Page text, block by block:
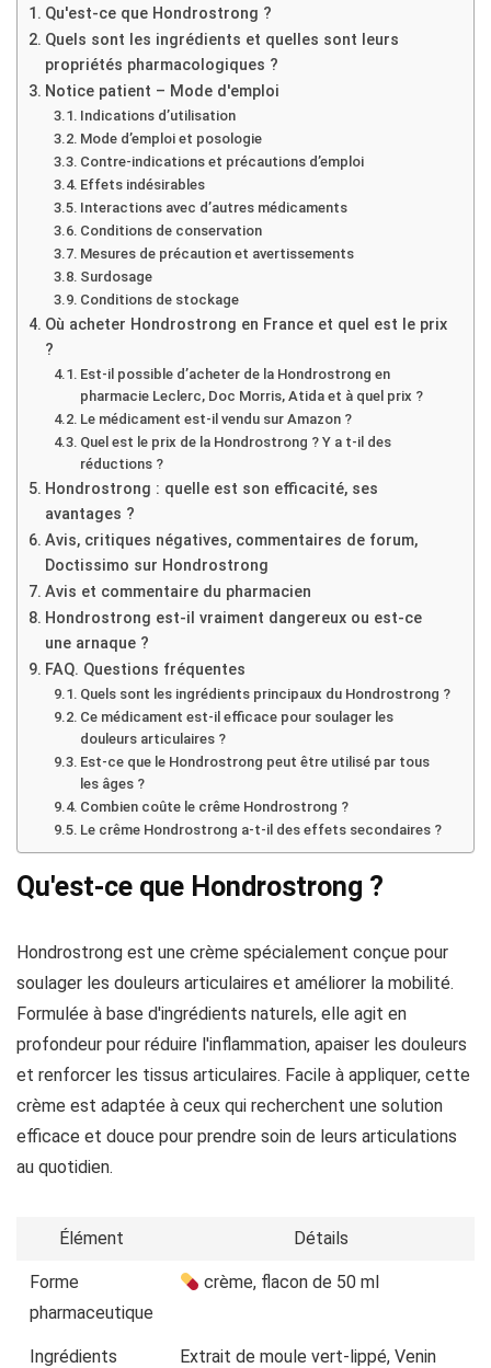
Qu'est-ce que Hondrostrong ?
Quels sont les ingrédients et quelles sont leurs
propriétés pharmacologiques ?
Notice patient – Mode d'emploi
Indications d’utilisation
Mode d’emploi et posologie
Contre-indications et précautions d’emploi
Effets indésirables
Interactions avec d’autres médicaments
Conditions de conservation
Mesures de précaution et avertissements
Surdosage
Conditions de stockage
Où acheter Hondrostrong en France et quel est le prix
?
Est-il possible d’acheter de la Hondrostrong en
pharmacie Leclerc, Doc Morris, Atida et à quel prix ?
Le médicament est-il vendu sur Amazon ?
Quel est le prix de la Hondrostrong ? Y a t-il des
réductions ?
Hondrostrong : quelle est son efficacité, ses
avantages ?
Avis, critiques négatives, commentaires de forum,
Doctissimo sur Hondrostrong
Avis et commentaire du pharmacien
Hondrostrong est-il vraiment dangereux ou est-ce
une arnaque ?
FAQ. Questions fréquentes
Quels sont les ingrédients principaux du Hondrostrong ?
Ce médicament est-il efficace pour soulager les
douleurs articulaires ?
Est-ce que le Hondrostrong peut être utilisé par tous
les âges ?
Combien coûte le crême Hondrostrong ?
Le crême Hondrostrong a-t-il des effets secondaires ?
Qu'est-ce que Hondrostrong ?
Hondrostrong est une crème spécialement conçue pour
soulager les douleurs articulaires et améliorer la mobilité.
Formulée à base d'ingrédients naturels, elle agit en
profondeur pour réduire l'inflammation, apaiser les douleurs
et renforcer les tissus articulaires. Facile à appliquer, cette
crème est adaptée à ceux qui recherchent une solution
efficace et douce pour prendre soin de leurs articulations
au quotidien.
Élément Détails
Forme
pharmaceutique
crème, flacon de 50 ml
Ingrédients
Extrait de moule vert-lippé, Venin